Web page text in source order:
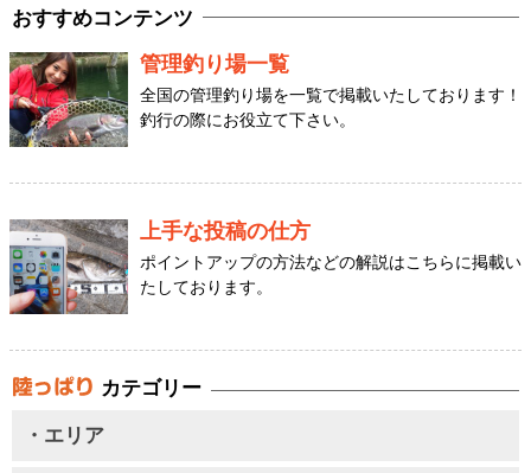
おすすめコンテンツ
管理釣り場一覧
全国の管理釣り場を一覧で掲載いたしております！
釣行の際にお役立て下さい。
上手な投稿の仕方
ポイントアップの方法などの解説はこちらに掲載い
たしております。
カテゴリー
・エリア